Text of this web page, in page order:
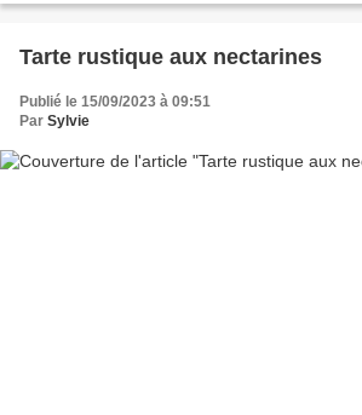
Tarte rustique aux nectarines
Publié le 15/09/2023 à 09:51
Par Sylvie